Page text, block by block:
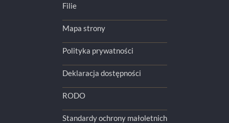
Filie
Mapa strony
Polityka prywatności
Deklaracja dostępności
RODO
Standardy ochrony małoletnich